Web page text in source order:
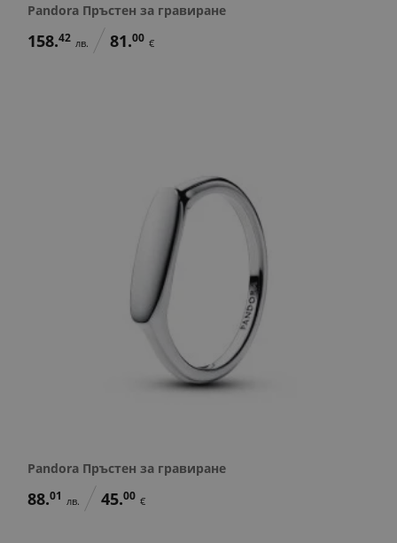
Pandora Пръстен за гравиране
158.42 лв. 81.00 €
Pandora Пръстен за гравиране
88.01 лв. 45.00 €